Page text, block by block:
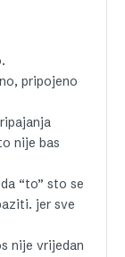
pripojeno
nije bas
“to” sto se
jer sve
nije vrijedan